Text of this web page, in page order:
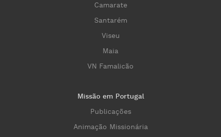
Camarate
Santarém
Viseu
Maia
VN Famalicão
Missão em Portugal
Publicações
Animação Missionária